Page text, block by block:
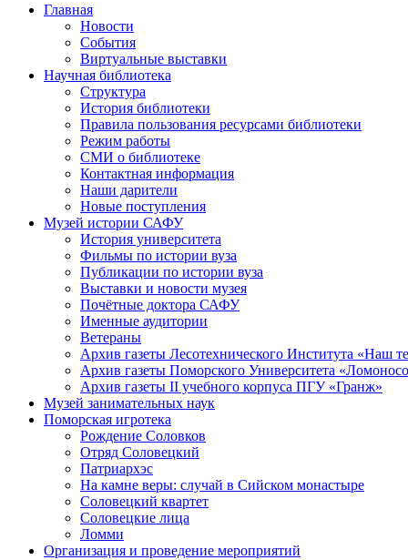
Главная
Новости
События
Виртуальные выставки
Научная библиотека
Структура
История библиотеки
Правила пользования ресурсами библиотеки
Режим работы
СМИ о библиотеке
Контактная информация
Наши дарители
Новые поступления
Музей истории САФУ
История университета
Фильмы по истории вуза
Публикации по истории вуза
Выставки и новости музея
Почётные доктора САФУ
Именные аудитории
Ветераны
Архив газеты Лесотехнического Института «Наш
Архив газеты Поморского Университета
Архив газеты II учебного корпуса ПГУ «Гранж»
Музей занимательных наук
Поморская игротека
Рождение Соловков
Отряд Соловецкий
Патриархэс
На камне веры: случай в Сийском монастыре
Соловецкий квартет
Соловецкие лица
Ломми
Организация и проведение мероприятий